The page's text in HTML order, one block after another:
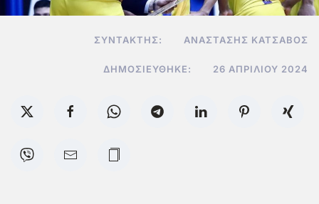
ΣΥΝΤΆΚΤΗΣ: ΑΝΑΣΤΆΣΗΣ ΚΑΤΣΑΒΌΣ
ΔΗΜΟΣΙΕΎΘΗΚΕ: 26 ΑΠΡΙΛΊΟΥ 2024